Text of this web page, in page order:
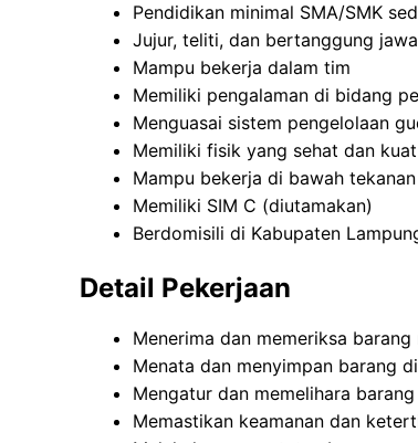
Pendidikan minimal SMA/SMK
Jujur, teliti, dan bertanggung
Mampu bekerja dalam tim
Memiliki pengalaman di bidang
Menguasai sistem pengelolaan
Memiliki fisik yang sehat dan kuat
Mampu bekerja di bawah tekanan
Memiliki SIM C (diutamakan)
Berdomisili di Kabupaten
Detail Pekerjaan
Menerima dan memeriksa barang
Menata dan menyimpan barang
Mengatur dan memelihara
Memastikan keamanan dan